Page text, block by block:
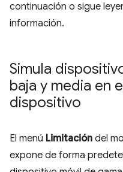
continuación o sigue
información.
Simula
baja y media en
dispositivo
El menú Limitación del
expone de forma